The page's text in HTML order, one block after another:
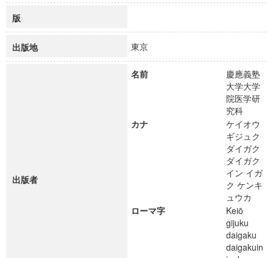
版
出版地 東京
出版者
名前
慶應義塾
大学大学
院医学研
究科
カナ
ケイオウ
ギジュク
ダイガク
ダイガク
イン イガ
ク ケンキ
ュウカ
ローマ字
Keiō
gijuku
daigaku
daigakuin